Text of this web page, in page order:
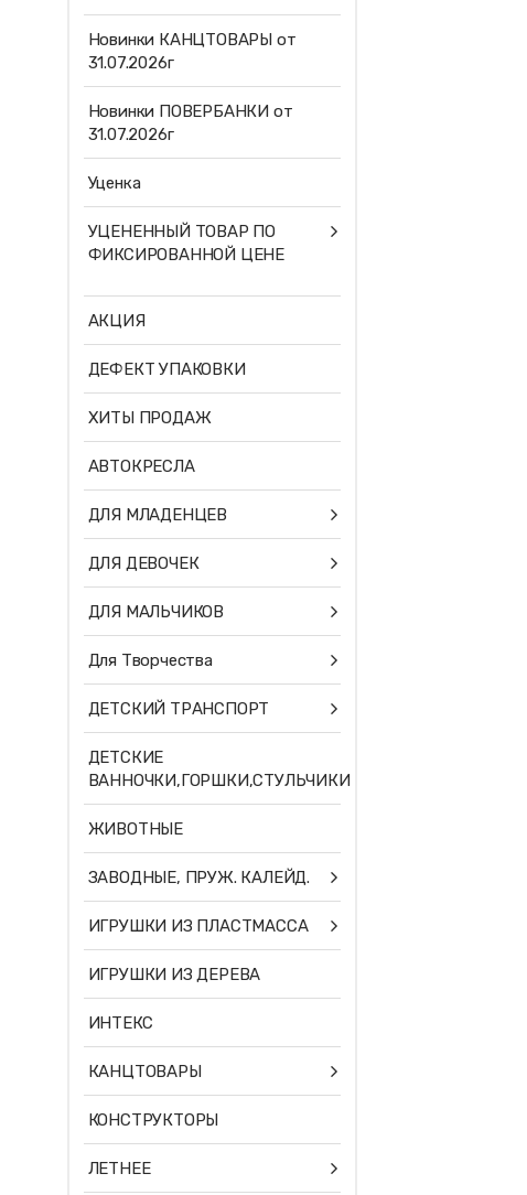
Новинки КАНЦТОВАРЫ от
31.07.2026г
Новинки ПОВЕРБАНКИ от
31.07.2026г
Уценка
УЦЕНЕННЫЙ ТОВАР ПО
ФИКСИРОВАННОЙ ЦЕНЕ
АКЦИЯ
ДЕФЕКТ УПАКОВКИ
ХИТЫ ПРОДАЖ
АВТОКРЕСЛА
ДЛЯ МЛАДЕНЦЕВ
ДЛЯ ДЕВОЧЕК
ДЛЯ МАЛЬЧИКОВ
Для Творчества
ДЕТСКИЙ ТРАНСПОРТ
ДЕТСКИЕ
ВАННОЧКИ,ГОРШКИ,СТУЛЬЧИКИ
ЖИВОТНЫЕ
ЗАВОДНЫЕ, ПРУЖ. КАЛЕЙД.
ИГРУШКИ ИЗ ПЛАСТМАССА
ИГРУШКИ ИЗ ДЕРЕВА
ИНТЕКС
КАНЦТОВАРЫ
КОНСТРУКТОРЫ
ЛЕТНЕЕ